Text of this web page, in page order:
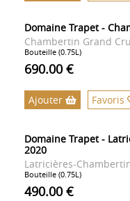
Domaine Trapet -
Chambertin Grand Cru
Bouteille (0.75L)
690.00 €
Ajouter Favoris
Domaine Trapet -
2020
Latricières-
Bouteille (0.75L)
490.00 €